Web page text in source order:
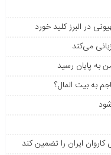
در البرز کلید خورد
می‌کند
به پایان رسید
به بیت المال؟
کاروان ایران را تضمین کند